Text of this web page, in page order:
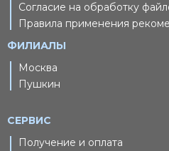
Согласие на обработку
Правила применения
ФИЛИАЛЫ
Москва
Пушкин
СЕРВИС
Получение и оплата